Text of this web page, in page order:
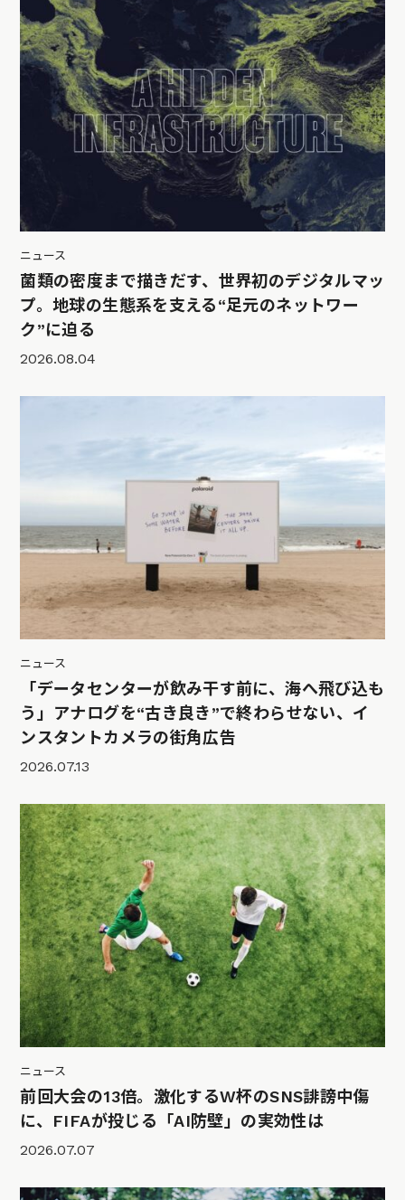
ニュース
菌類の密度まで描きだす、世界初のデジタルマッ
プ。地球の生態系を支える“足元のネットワー
ク”に迫る
2026.08.04
ニュース
「データセンターが飲み干す前に、海へ飛び込も
う」アナログを“古き良き”で終わらせない、イ
ンスタントカメラの街角広告
2026.07.13
ニュース
前回大会の13倍。激化するW杯のSNS誹謗中傷
に、FIFAが投じる「AI防壁」の実効性は
2026.07.07